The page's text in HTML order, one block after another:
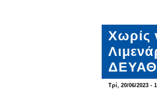
Χωρίς
ΔΕΥΑΘ
Τρί, 20/06/2023 -